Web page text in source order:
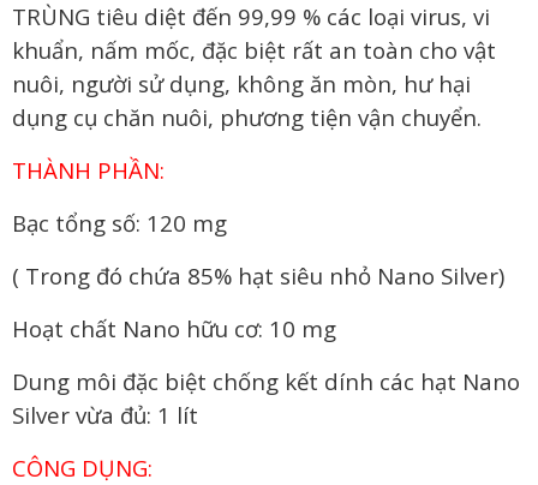
TRÙNG tiêu diệt đến 99,99 % các loại virus, vi
khuẩn, nấm mốc, đặc biệt rất an toàn cho vật
nuôi, người sử dụng, không ăn mòn, hư hại
dụng cụ chăn nuôi, phương tiện vận chuyển.
THÀNH PHẦN:
Bạc tổng số: 120 mg
( Trong đó chứa 85% hạt siêu nhỏ Nano Silver)
Hoạt chất Nano hữu cơ: 10 mg
Dung môi đặc biệt chống kết dính các hạt Nano
Silver vừa đủ: 1 lít
CÔNG DỤNG: